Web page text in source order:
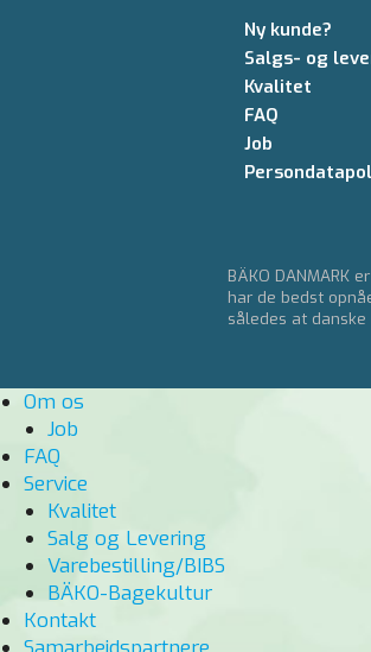
Ny kunde?
Salgs- og
Kvalitet
FAQ
Job
BÄKO
har de bedst
således at
Om os
Job
FAQ
Service
Kvalitet
Salg og Levering
Varebestilling/BIBS
BÄKO-Bagekultur
Kontakt